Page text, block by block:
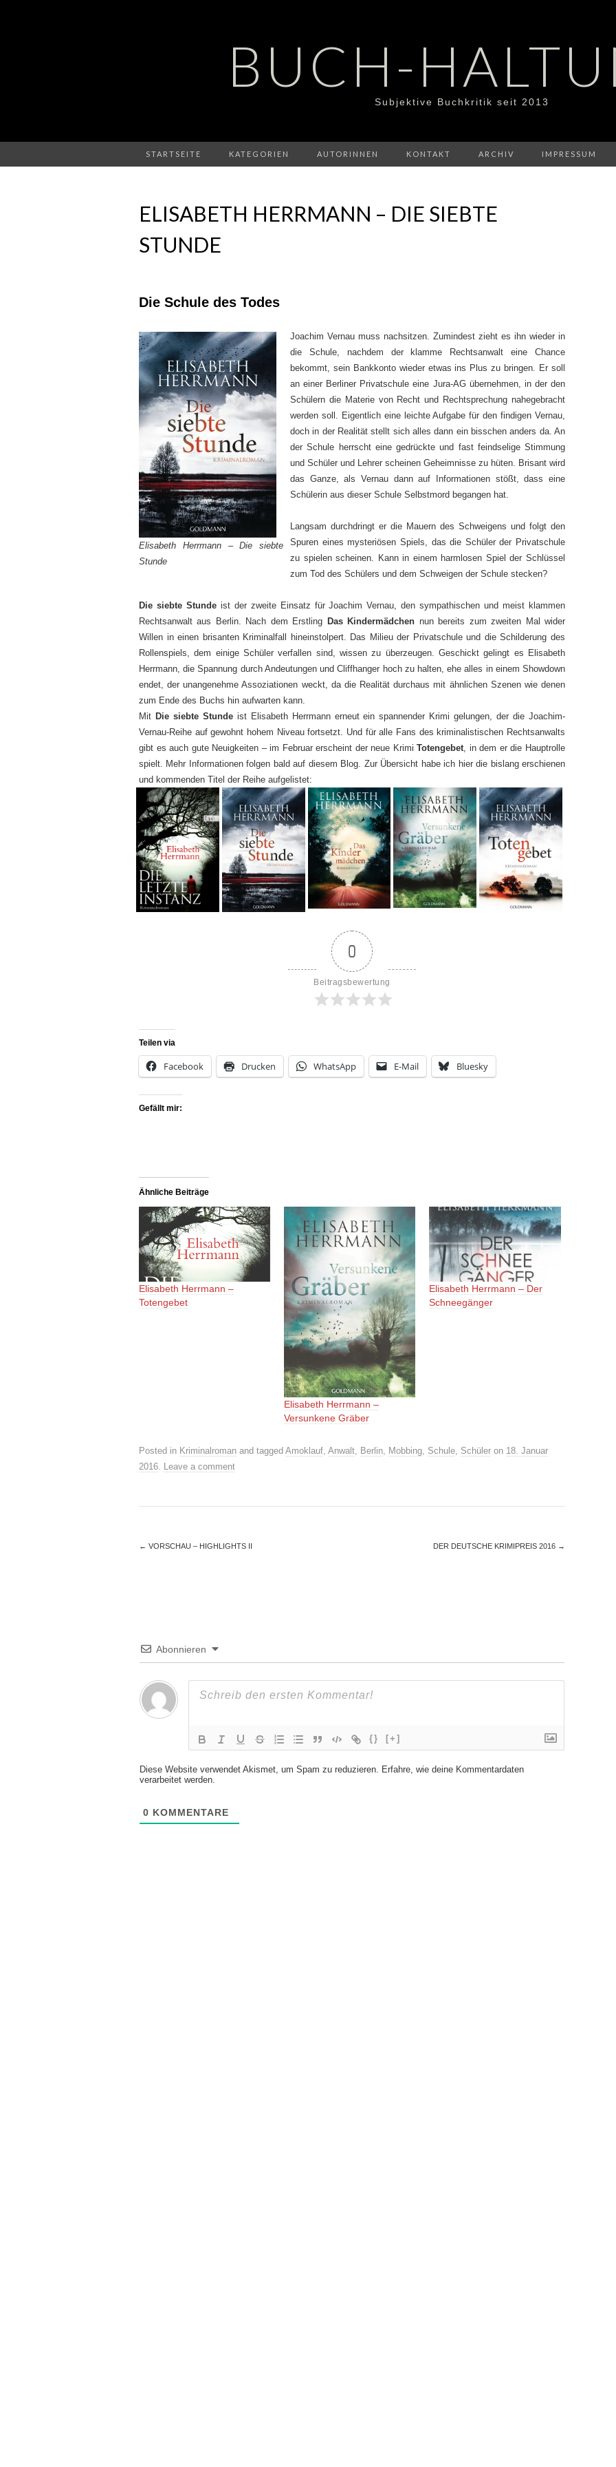
BUCH-
Subjektive Buchkritik seit 2013
STARTSEITE KATEGORIEN AUTORINNEN KONTAKT ARCHIV IMPRESSUM
ELISABETH HERRMANN – DIE SIEBTE
STUNDE
Die Schule des Todes
Elisabeth Herrmann – Die siebte
Stunde
Joachim Vernau muss nachsitzen. Zumindest zieht es ihn wieder in
die Schule, nachdem der klamme Rechtsanwalt eine Chance
bekommt, sein Bankkonto wieder etwas ins Plus zu bringen. Er soll
an einer Berliner Privatschule eine Jura-AG übernehmen, in der den
Schülern die Materie von Recht und Rechtsprechung nahegebracht
werden soll. Eigentlich eine leichte Aufgabe für den findigen Vernau,
doch in der Realität stellt sich alles dann ein bisschen anders da. An
der Schule herrscht eine gedrückte und fast feindselige Stimmung
und Schüler und Lehrer scheinen Geheimnisse zu hüten. Brisant wird
das Ganze, als Vernau dann auf Informationen stößt, dass eine
Schülerin aus dieser Schule Selbstmord begangen hat.
Langsam durchdringt er die Mauern des Schweigens und folgt den
Spuren eines mysteriösen Spiels, das die Schüler der Privatschule
zu spielen scheinen. Kann in einem harmlosen Spiel der Schlüssel
zum Tod des Schülers und dem Schweigen der Schule stecken?
Die siebte Stunde ist der zweite Einsatz für Joachim Vernau, den sympathischen und meist klammen
Rechtsanwalt aus Berlin. Nach dem Erstling Das Kindermädchen nun bereits zum zweiten Mal wider
Willen in einen brisanten Kriminalfall hineinstolpert. Das Milieu der Privatschule und die Schilderung des
Rollenspiels, dem einige Schüler verfallen sind, wissen zu überzeugen. Geschickt gelingt es Elisabeth
Herrmann, die Spannung durch Andeutungen und Cliffhanger hoch zu halten, ehe alles in einem Showdown
endet, der unangenehme Assoziationen weckt, da die Realität durchaus mit ähnlichen Szenen wie denen
zum Ende des Buchs hin aufwarten kann.
Mit Die siebte Stunde ist Elisabeth Herrmann erneut ein spannender Krimi gelungen, der die Joachim-
Vernau-Reihe auf gewohnt hohem Niveau fortsetzt. Und für alle Fans des kriminalistischen Rechtsanwalts
gibt es auch gute Neuigkeiten – im Februar erscheint der neue KrimiTotengebet, in dem er die Hauptrolle
spielt. Mehr Informationen folgen bald auf diesem Blog. Zur Übersicht habe ich hier die bislang erschienen
und kommenden Titel der Reihe aufgelistet:
0
Beitragsbewertung
Teilen via
Facebook Drucken WhatsApp E-Mail Bluesky
Gefällt mir:
Ähnliche Beiträge
Elisabeth Herrmann –
Totengebet
Elisabeth Herrmann –
Versunkene Gräber
Elisabeth Herrmann – Der
Schneegänger
Posted in Kriminalroman and tagged Amoklauf Anwalt Berlin Mobbing Schule Schüler on 18. Januar
2016 Leave a comment
← VORSCHAU – HIGHLIGHTS II DER DEUTSCHE KRIMIPREIS 2016 →
Abonnieren
{} [+]
Diese Website verwendet Akismet, um Spam zu reduzieren. Erfahre, wie deine Kommentardaten
verarbeitet werden.
0 KOMMENTARE